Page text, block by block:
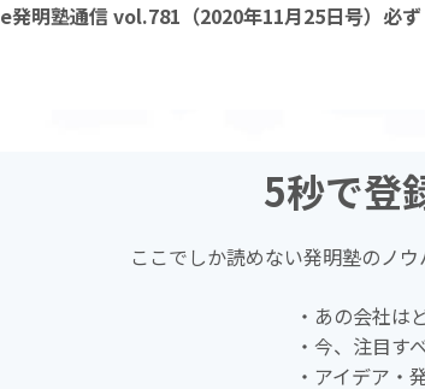
e発明塾通信 vol.781（2020年11月25日号）必
5秒で登
ここでしか読めない発明塾のノ
・あの会社は
・今、注目す
・アイデア・